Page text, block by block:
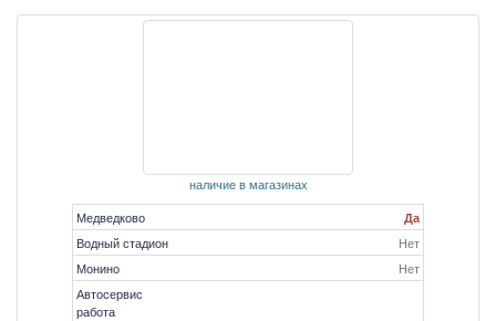
наличие в магазинах
Медведково
Да
Водный стадион
Нет
Монино
Нет
Автосервис
работа